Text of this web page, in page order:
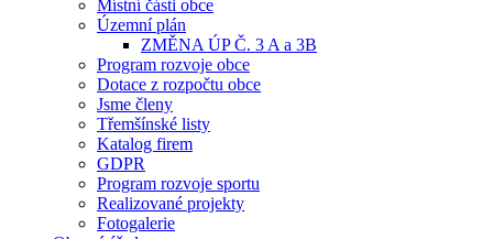
Místní části obce
Územní plán
ZMĚNA ÚP Č. 3 A a 3B
Program rozvoje obce
Dotace z rozpočtu obce
Jsme členy
Třemšínské listy
Katalog firem
GDPR
Program rozvoje sportu
Realizované projekty
Fotogalerie